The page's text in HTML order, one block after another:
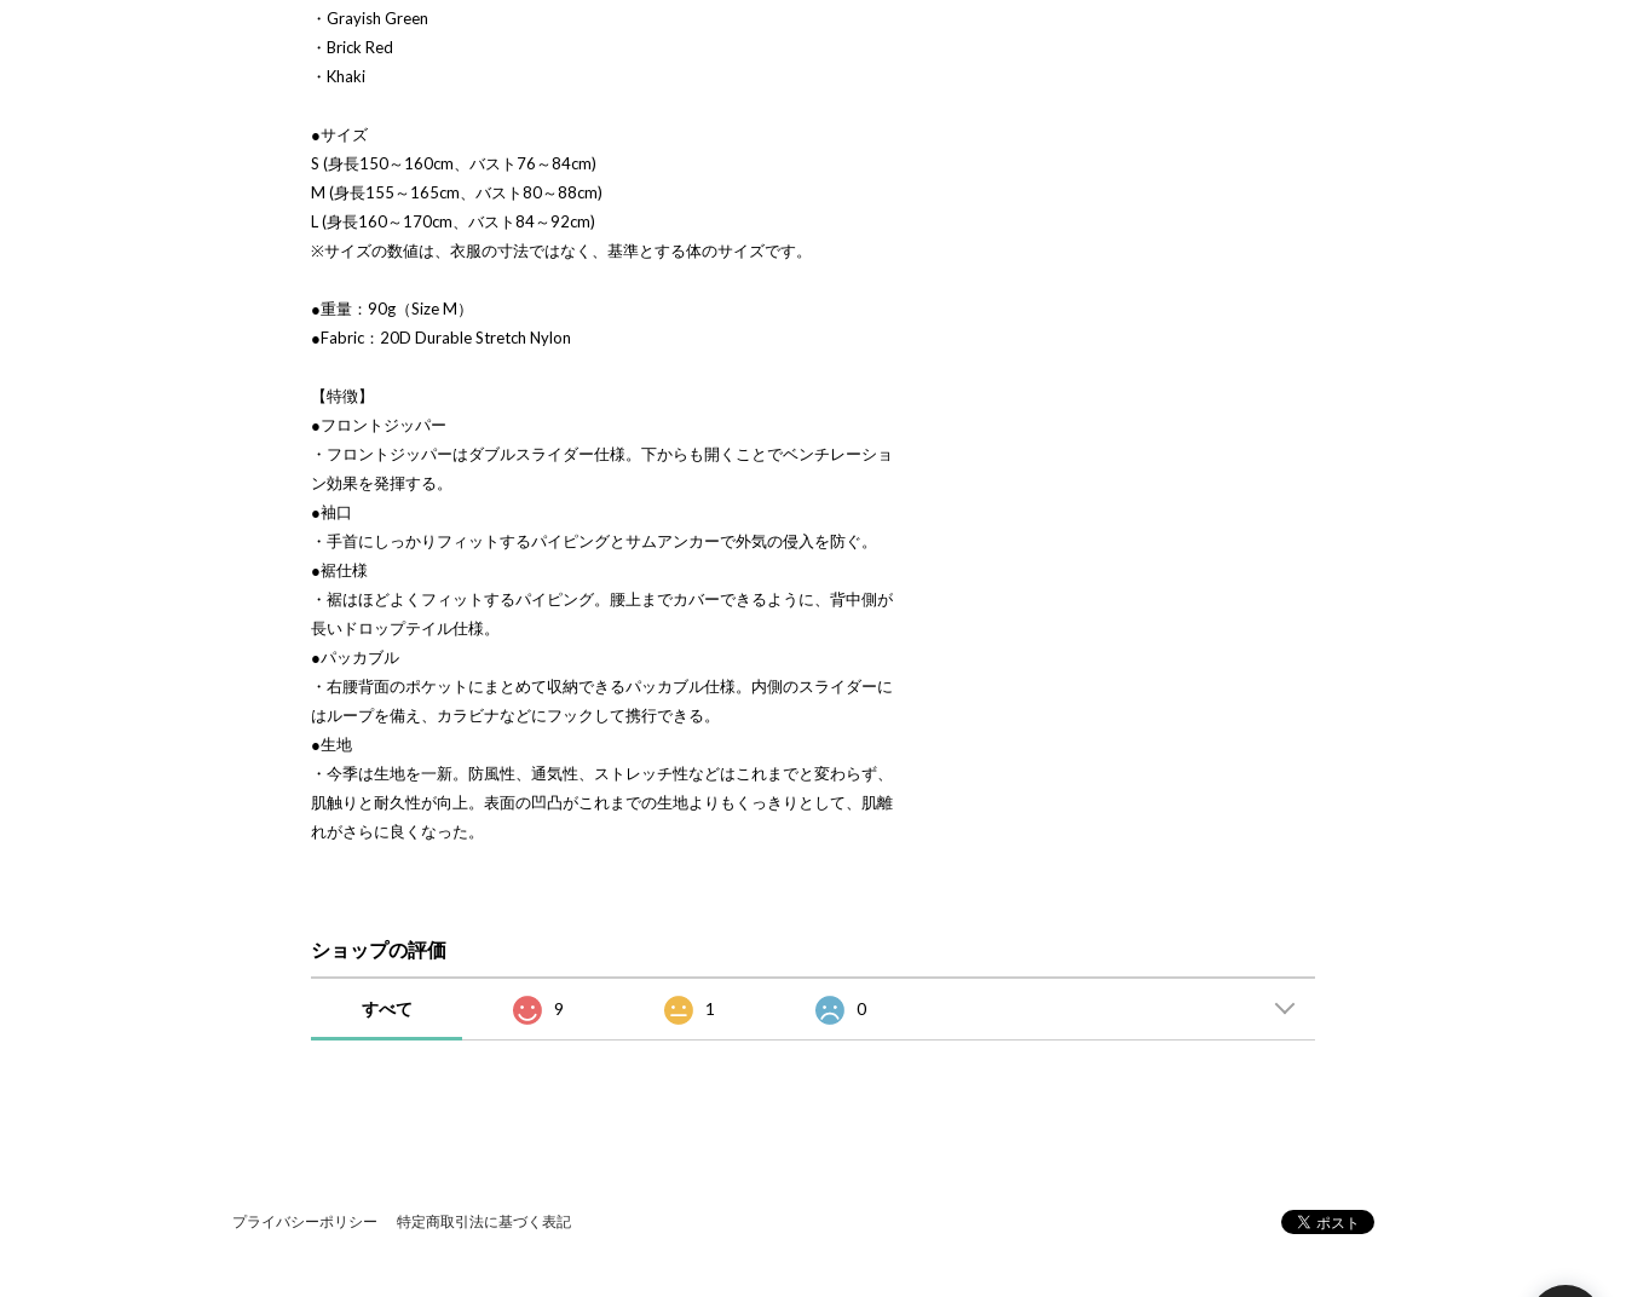
・Grayish Green
・Brick Red
・Khaki
●サイズ
S (身長150～160cm、バスト76～84cm)
M (身長155～165cm、バスト80～88cm)
L (身長160～170cm、バスト84～92cm)
※サイズの数値は、衣服の寸法ではなく、基準とする体のサイズです。
●重量：90g（Size M）
●Fabric：20D Durable Stretch Nylon
【特徴】
●フロントジッパー
・フロントジッパーはダブルスライダー仕様。下からも開くことでベンチレーショ
ン効果を発揮する。
●袖口
・手首にしっかりフィットするパイピングとサムアンカーで外気の侵入を防ぐ。
●裾仕様
・裾はほどよくフィットするパイピング。腰上までカバーできるように、背中側が
長いドロップテイル仕様。
●パッカブル
・右腰背面のポケットにまとめて収納できるパッカブル仕様。内側のスライダーに
はループを備え、カラビナなどにフックして携行できる。
●生地
・今季は生地を一新。防風性、通気性、ストレッチ性などはこれまでと変わらず、
肌触りと耐久性が向上。表面の凹凸がこれまでの生地よりもくっきりとして、肌離
れがさらに良くなった。
ショップの評価
すべて 9 1 0
プライバシーポリシー 特定商取引法に基づく表記